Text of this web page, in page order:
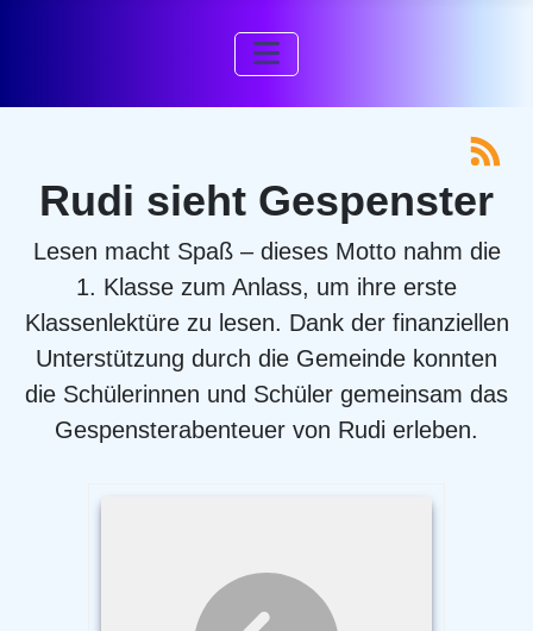
Rudi sieht Gespenster
Lesen macht Spaß – dieses Motto nahm die
1. Klasse zum Anlass, um ihre erste
Klassenlektüre zu lesen. Dank der finanziellen
Unterstützung durch die Gemeinde konnten
die Schülerinnen und Schüler gemeinsam das
Gespensterabenteuer von Rudi erleben.